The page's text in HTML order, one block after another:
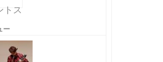
トス
ー